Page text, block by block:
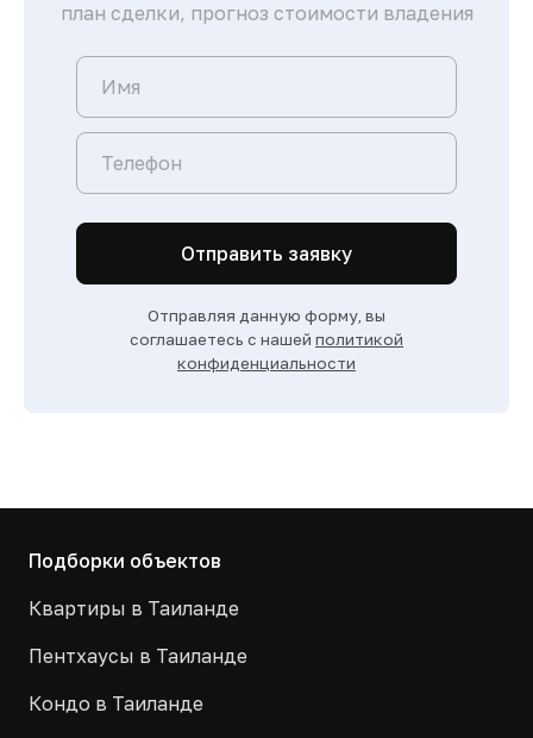
план сделки, прогноз стоимости владения
Отправить заявку
Отправляя данную форму, вы
соглашаетесь с нашей политикой
конфиденциальности
Подборки объектов
Квартиры в Таиланде
Пентхаусы в Таиланде
Кондо в Таиланде